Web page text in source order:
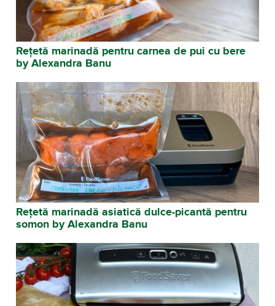
Rețetă marinadă pentru carnea de pui cu bere
by Alexandra Banu
Rețetă marinadă asiatică dulce-picantă pentru
somon by Alexandra Banu